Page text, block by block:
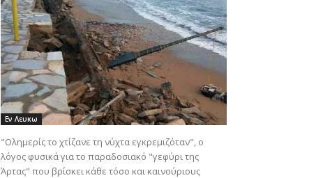
Εν Λευκω
"Ολημερίς το χτίζανε τη νύχτα εγκρεμιζόταν", ο
λόγος φυσικά για το παραδοσιακό "γεφύρι της
Άρτας" που βρίσκει κάθε τόσο και καινούριους